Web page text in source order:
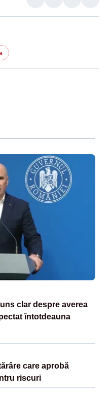
clar despre averea
întotdeauna
care aprobă
riscuri